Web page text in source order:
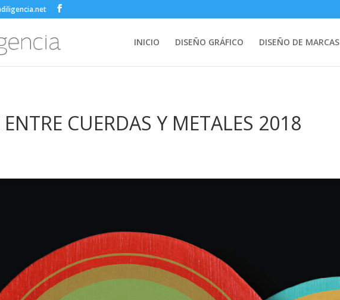
INICIO DISEÑO GRÁFICO DISEÑO DE MARCAS
CUERDAS Y METALES 2018